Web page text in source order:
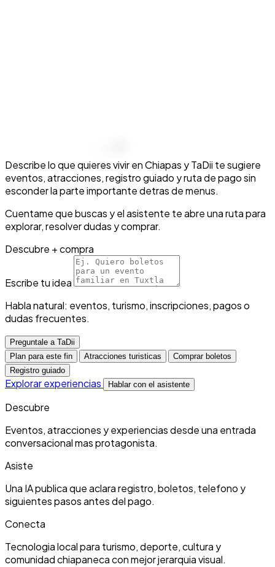
Describe lo que quieres vivir en Chiapas y TaDii te sugiere
eventos, atracciones, registro guiado y ruta de pago sin
esconder la parte importante detras de menus.
Cuentame que buscas y el asistente te abre una ruta para
explorar, resolver dudas y comprar.
Descubre + compra
Escribe tu idea
Habla natural: eventos, turismo, inscripciones, pagos o
dudas frecuentes.
Preguntale a TaDii
Plan para este fin
Atracciones turisticas
Comprar boletos
Registro guiado
Explorar experiencias Hablar con el asistente
Descubre
Eventos, atracciones y experiencias desde una entrada
conversacional mas protagonista.
Asiste
Una IA publica que aclara registro, boletos, telefono y
siguientes pasos antes del pago.
Conecta
Tecnologia local para turismo, deporte, cultura y
comunidad chiapaneca con mejor jerarquia visual.